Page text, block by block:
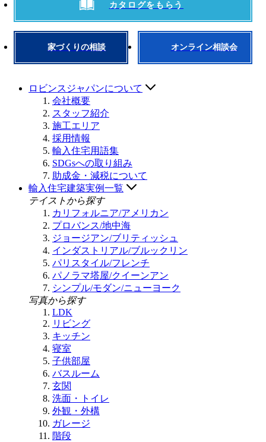
カタログをもらう
家づくりの相談 オンライン相談会
ロビンスジャパンについて
会社概要
スタッフ紹介
施工エリア
採用情報
輸入住宅用語集
SDGsへの取り組み
助成金・減税について
輸入住宅建築実例一覧
テイストから探す
カリフォルニア/アメリカン
プロバンス/地中海
ジョージアン/ブリティッシュ
インダストリアル/ブルックリン
パリスタイル/フレンチ
パノラマ塔屋/クイーンアン
シンプル/モダン/ニューヨーク
写真から探す
LDK
リビング
キッチン
寝室
子供部屋
バスルーム
玄関
洗面・トイレ
外観・外構
ガレージ
階段